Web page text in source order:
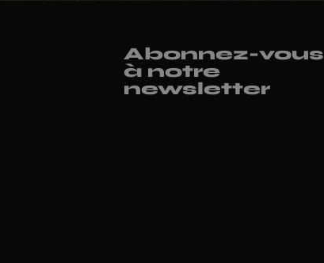
Abonnez-vous
à notre
newsletter